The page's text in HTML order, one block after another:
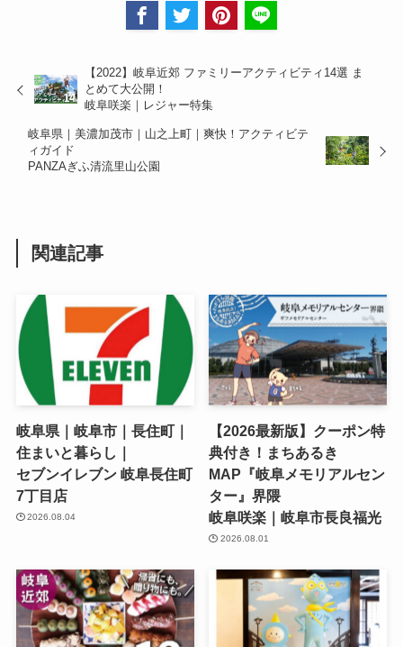
【2022】岐阜近郊 ファミリーアクティビティ14選 ま
とめて大公開！
岐阜咲楽｜レジャー特集
岐阜県｜美濃加茂市｜山之上町｜爽快！アクティビテ
ィガイド
PANZAぎふ清流里山公園
関連記事
岐阜県｜岐阜市｜長住町｜
住まいと暮らし｜
セブンイレブン 岐阜長住町
7丁目店
2026.08.04
【2026最新版】クーポン特
典付き！まちあるき
MAP『岐阜メモリアルセン
ター』界隈
岐阜咲楽｜岐阜市長良福光
2026.08.01